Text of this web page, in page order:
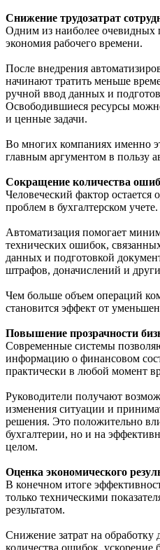
Снижение трудозатрат
Одним из наиболее очевидных
экономия рабочего времени.
После внедрения
начинают тратить меньше
ручной ввод данных и
Освободившиеся ресурсы
и ценные задачи.
Во многих компаниях именно
главным аргументом в пользу
Сокращение количества
Человеческий фактор
проблем в бухгалтерском учете.
Автоматизация помогает
технических ошибок,
данных и подготовкой
штрафов, доначислений и
Чем больше объем операций
становится эффект от
Повышение прозрачности
Современные системы
информацию о финансовом
практически в любой момент
Руководители получают
изменения ситуации и
решения. Это положительно
бухгалтерии, но и на
целом.
Оценка экономического
В конечном итоге
только техническими
результатом.
Снижение затрат на